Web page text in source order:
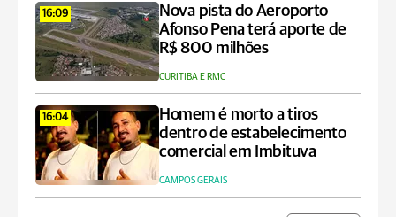
16:09
Nova pista do Aeroporto
Afonso Pena terá aporte de
R$ 800 milhões
CURITIBA E RMC
16:04
Homem é morto a tiros
dentro de estabelecimento
comercial em Imbituva
CAMPOS GERAIS